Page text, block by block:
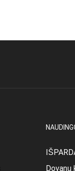
Dovanų